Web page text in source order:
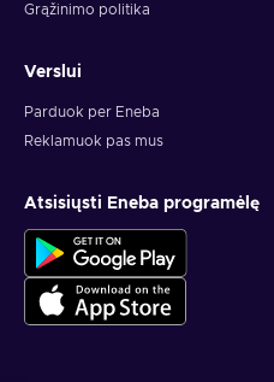
Grąžinimo politika
Verslui
Parduok per Eneba
Reklamuok pas mus
Atsisiųsti Eneba programėlę